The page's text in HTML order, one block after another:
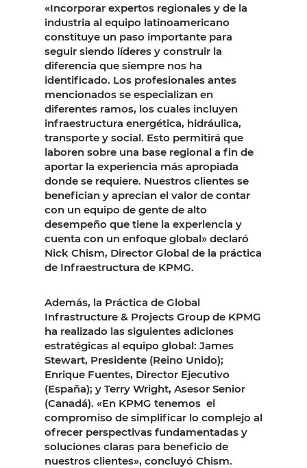
«Incorporar expertos regionales y de la
industria al equipo latinoamericano
constituye un paso importante para
seguir siendo líderes y construir la
diferencia que siempre nos ha
identificado. Los profesionales antes
mencionados se especializan en
diferentes ramos, los cuales incluyen
infraestructura energética, hidráulica,
transporte y social. Esto permitirá que
laboren sobre una base regional a fin de
aportar la experiencia más apropiada
donde se requiere. Nuestros clientes se
benefician y aprecian el valor de contar
con un equipo de gente de alto
desempeño que tiene la experiencia y
cuenta con un enfoque global» declaró
Nick Chism, Director Global de la práctica
de Infraestructura de KPMG.
Además, la Práctica de Global
Infrastructure & Projects Group de KPMG
ha realizado las siguientes adiciones
estratégicas al equipo global: James
Stewart, Presidente (Reino Unido);
Enrique Fuentes, Director Ejecutivo
(España); y Terry Wright, Asesor Senior
(Canadá). «En KPMG tenemos el
compromiso de simplificar lo complejo al
ofrecer perspectivas fundamentadas y
soluciones claras para beneficio de
nuestros clientes», concluyó Chism.